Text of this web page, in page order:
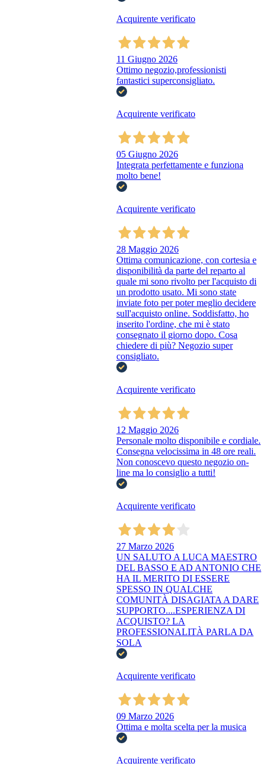
Acquirente verificato
11 Giugno 2026
Ottimo negozio,professionisti
fantastici superconsigliato.
Acquirente verificato
05 Giugno 2026
Integrata perfettamente e funziona
molto bene!
Acquirente verificato
28 Maggio 2026
Ottima comunicazione, con cortesia e
disponibilità da parte del reparto al
quale mi sono rivolto per l'acquisto di
un prodotto usato. Mi sono state
inviate foto per poter meglio decidere
sull'acquisto online. Soddisfatto, ho
inserito l'ordine, che mi è stato
consegnato il giorno dopo. Cosa
chiedere di più? Negozio super
consigliato.
Acquirente verificato
12 Maggio 2026
Personale molto disponibile e cordiale.
Consegna velocissima in 48 ore reali.
Non conoscevo questo negozio on-
line ma lo consiglio a tutti!
Acquirente verificato
27 Marzo 2026
UN SALUTO A LUCA MAESTRO
DEL BASSO E AD ANTONIO CHE
HA IL MERITO DI ESSERE
SPESSO IN QUALCHE
COMUNITÀ DISAGIATA A DARE
SUPPORTO....ESPERIENZA DI
ACQUISTO? LA
PROFESSIONALITÀ PARLA DA
SOLA
Acquirente verificato
09 Marzo 2026
Ottima e molta scelta per la musica
Acquirente verificato